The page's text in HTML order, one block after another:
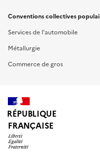
Conventions collectives
Services de l'automobile
Métallurgie
Commerce de gros
RÉPUBLIQUE
FRANÇAISE